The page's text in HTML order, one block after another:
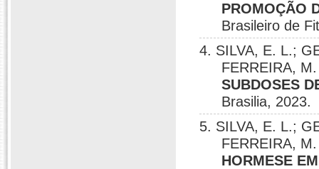
PROMOÇÃO
Brasileiro de
4. SILVA, E. L.;
FERREIRA,
SUBDOSES
Brasilia, 2023.
5. SILVA, E. L.;
FERREIRA,
HORMESE